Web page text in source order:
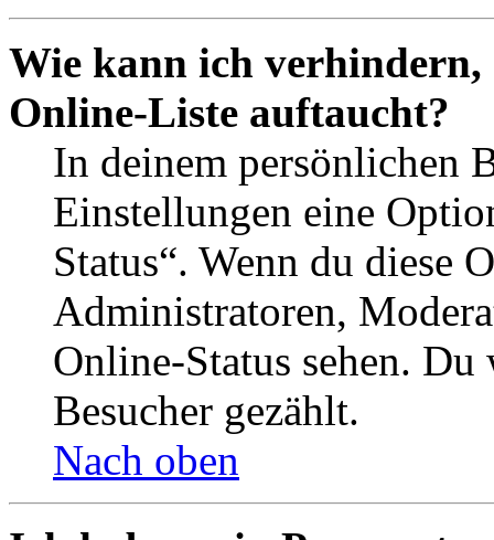
Wie kann ich verhindern,
Online-Liste auftaucht?
In deinem persönlichen
Einstellungen eine
Status“. Wenn du diese
Administratoren,
Online-Status sehen.
Besucher gezählt.
Nach oben